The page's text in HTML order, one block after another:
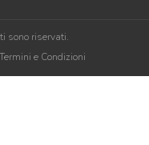
sono riservati.
Termini e Condizioni